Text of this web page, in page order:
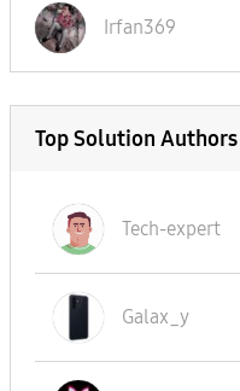
Irfan369
Top Solution Authors
Tech-expert
Galax_y